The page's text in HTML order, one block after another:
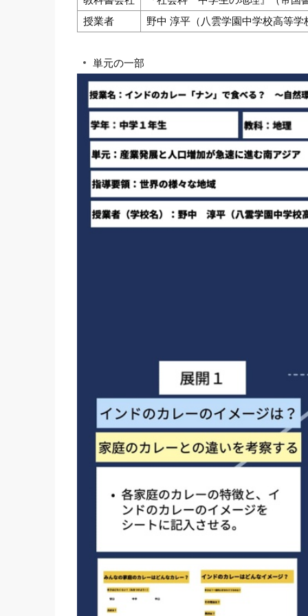
授業者
野中 淳平（八雲学園中学校高等学
単元の一部